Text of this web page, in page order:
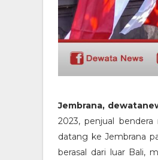
Jembrana,
2023, penjual
datang ke Jembrana
berasal dari luar Bali,